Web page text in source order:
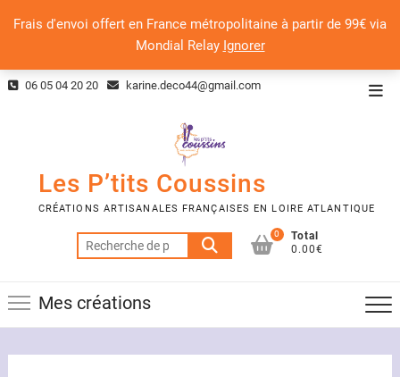
Frais d'envoi offert en France métropolitaine à partir de 99€ via
Mondial Relay Ignorer
Skip 06 05 04 20 20 karine.deco44@gmail.com
Les P’tits Coussins
CRÉATIONS ARTISANALES FRANÇAISES EN LOIRE ATLANTIQUE
Recherche
pour :
0
Total
0.00€
Mes créations